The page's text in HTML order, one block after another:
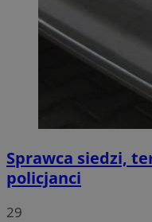
Sprawca siedzi,
policjanci
29